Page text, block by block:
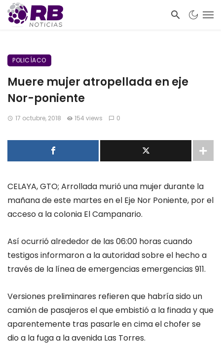
POLICÍACO
Muere mujer atropellada en eje
Nor-poniente
17 octubre, 2018 154 views 0
CELAYA, GTO; Arrollada murió una mujer durante la
mañana de este martes en el Eje Nor Poniente, por el
acceso a la colonia El Campanario.
Así ocurrió alrededor de las 06:00 horas cuando
testigos informaron a la autoridad sobre el hecho a
través de la línea de emergencias emergencias 911.
Versiones preliminares refieren que habría sido un
camión de pasajeros el que embistió a la finada y que
aparentemente tras pasarle en cima el chofer se
dio a la fuga a la avenida Las Torres.